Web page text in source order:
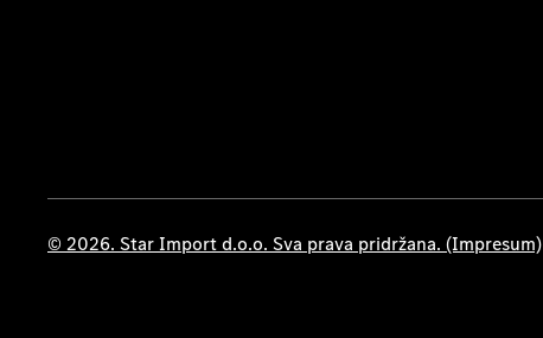
© 2026. Star Import d.o.o. Sva prava pridržana. (Impresum)